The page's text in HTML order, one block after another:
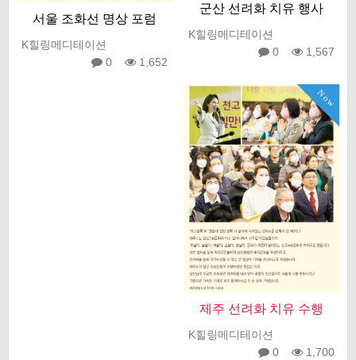
서울 조화선 명상 포럼
K힐링메디테이션
0
1,652
군산 선려화 치유 행사
K힐링메디테이션
0
1,567
Now
제주 선려화 치유 수행
K힐링메디테이션
0
1,700